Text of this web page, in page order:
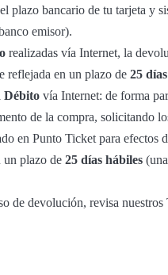
plazo bancario de tu tarjeta y
emisor).
realizadas vía Internet, la
reflejada en un plazo de 25
Débito vía Internet: de forma
de la compra, solicitando
en Punto Ticket para efectos
un plazo de 25 días hábiles
de devolución, revisa